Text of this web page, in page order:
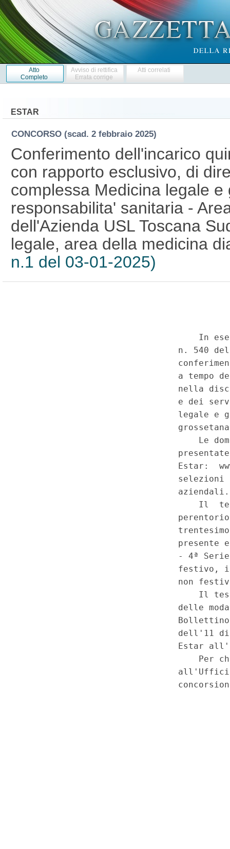
Atto
Completo
Avviso di rettifica
Errata corrige
Atti correlati
ESTAR
CONCORSO (scad. 2 febbraio 2025)
Conferimento dell'incarico
con rapporto esclusivo, di
complessa Medicina legale e
responsabilita' sanitaria -
dell'Azienda USL Toscana
legale, area della medicina
n.1 del 03-01-2025)